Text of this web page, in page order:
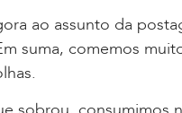
ao assunto da
suma, comemos